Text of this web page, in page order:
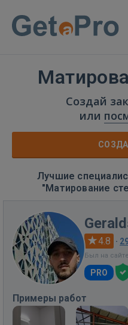
Создай
или
Лучшие
"Матирование
4.8 ·
Был на
PRO
Примеры работ